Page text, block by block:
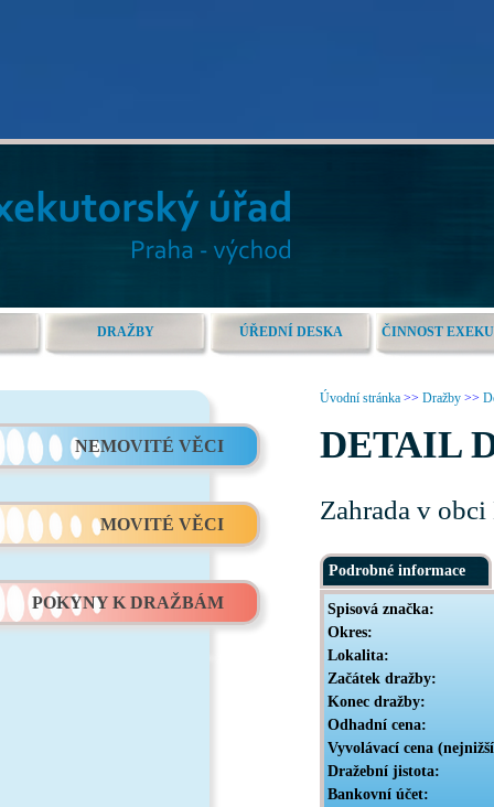
DRAŽBY ÚŘEDNÍ DESKA ČINNOST
NEMOVITÉ VĚCI
MOVITÉ VĚCI
POKYNY K DRAŽBÁM
Úvodní stránka >> Dražby >>
DETAIL
Zahrada v
Podrobné informace
Spisová značka:
Okres:
Lokalita:
Začátek dražby:
Konec dražby:
Odhadní cena:
Vyvolávací cena
Dražební jistota:
Bankovní účet: